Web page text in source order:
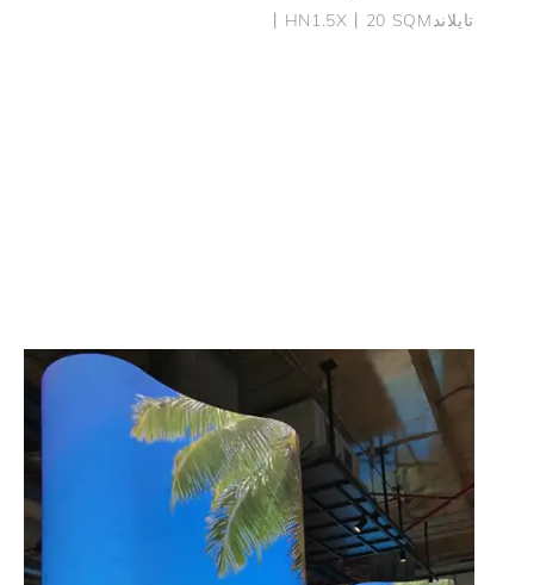
تايلاند丨HN1.5X丨20 SQM